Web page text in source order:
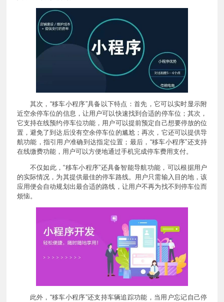
其次，“移车小程序”具备以下特点：首先，它可以实时显示附
近空余停车位的信息，让用户可以快速找到合适的停车位；其次，
它支持在线预约停车位功能，用户可以提前预定自己想要停放的位
置，避免了到达后没有空余停车位的尴尬；再次，它还可以提供导
航功能，指引用户准确到达指定位置；最后，“移车小程序”还支持
在线缴费功能，用户可以方便地通过手机完成停车费用支付。
不仅如此，“移车小程序”还具备智能导航功能，可以根据用户
的实际情况，为其提供最佳的停车路线。用户只需输入目的地，该
应用便会自动规划出最合适的路线，让用户不再为找不到停车位而
烦恼。
此外，“移车小程序”还支持车辆追踪功能，当用户忘记自己停